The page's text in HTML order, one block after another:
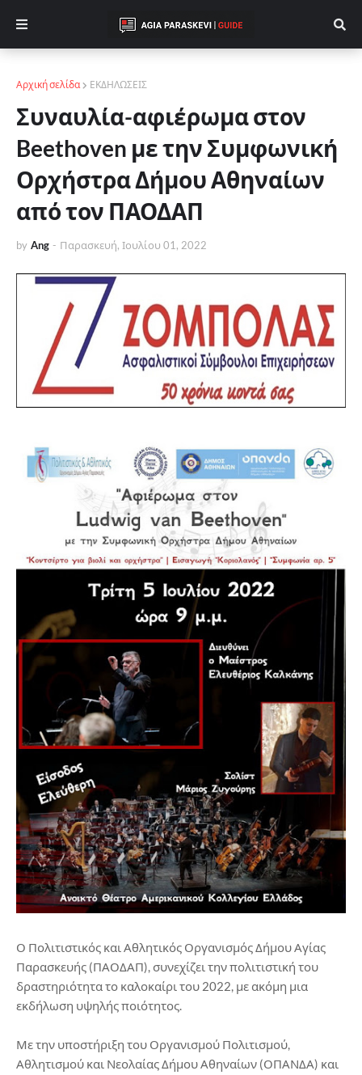
Αρχική σελίδα ΕΚΔΗΛΩΣΕΙΣ
Συναυλία-αφιέρωμα στον
Beethoven με την Συμφωνική
Ορχήστρα Δήμου Αθηναίων
από τον ΠΑΟΔΑΠ
by Ang - Παρασκευή, Ιουλίου 01, 2022
Ο Πολιτιστικός και Αθλητικός Οργανισμός Δήμου Αγίας
Παρασκευής (ΠΑΟΔΑΠ), συνεχίζει την πολιτιστική του
δραστηριότητα το καλοκαίρι του 2022, με ακόμη μια
εκδήλωση υψηλής ποιότητος.
Με την υποστήριξη του Οργανισμού Πολιτισμού,
Αθλητισμού και Νεολαίας Δήμου Αθηναίων (ΟΠΑΝΔΑ) και